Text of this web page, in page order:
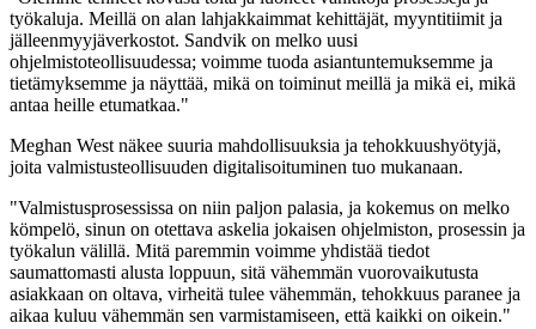
työkaluja. Meillä on alan lahjakkaimmat kehittäjät, myyntitiimit ja
jälleenmyyjäverkostot. Sandvik on melko uusi
ohjelmistoteollisuudessa; voimme tuoda asiantuntemuksemme ja
tietämyksemme ja näyttää, mikä on toiminut meillä ja mikä ei, mikä
antaa heille etumatkaa."
Meghan West näkee suuria mahdollisuuksia ja tehokkuushyötyjä,
joita valmistusteollisuuden digitalisoituminen tuo mukanaan.
"Valmistusprosessissa on niin paljon palasia, ja kokemus on melko
kömpelö, sinun on otettava askelia jokaisen ohjelmiston, prosessin ja
työkalun välillä. Mitä paremmin voimme yhdistää tiedot
saumattomasti alusta loppuun, sitä vähemmän vuorovaikutusta
asiakkaan on oltava, virheitä tulee vähemmän, tehokkuus paranee ja
aikaa kuluu vähemmän sen varmistamiseen, että kaikki on oikein."